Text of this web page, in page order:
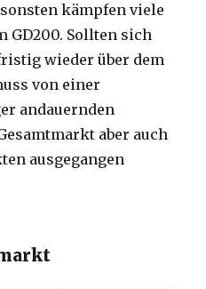
kämpfen viele
GD200. Sollten sich
wieder über dem
von einer
andauernden
aber auch
ausgegangen